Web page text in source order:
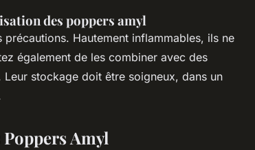
des poppers amyl
précautions. Hautement inflammables, ils ne
également de les combiner avec des
stockage doit être soigneux, dans un
Amyl